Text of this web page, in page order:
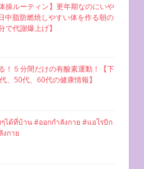
操ルーティン】更年期なのにいや
中脂肪燃焼しやすい体を作る朝の
で代謝爆上げ】
！５分間だけの有酸素運動！【下
、50代、60代の健康情報】
ได้ที่บ้าน #ออกกำลังกาย #แอโรบิก
งกาย